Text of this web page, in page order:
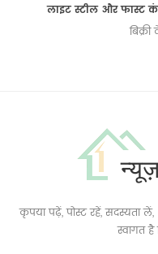
लाइट स्टील और फास्ट
कृपया पढ़ें, पोस्ट रहें,
स्वागत